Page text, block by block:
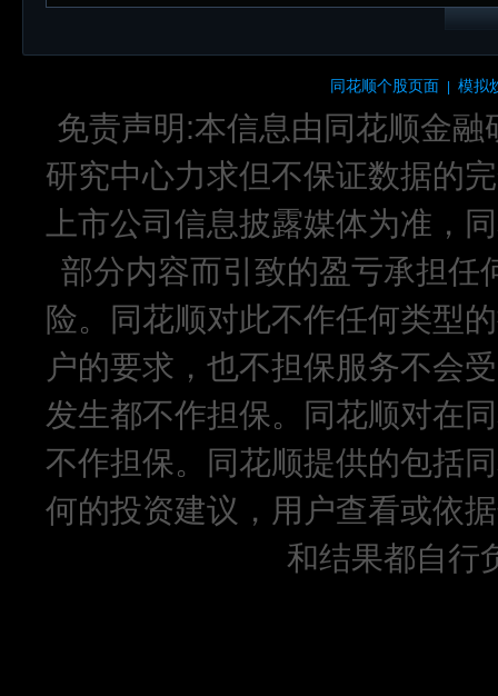
同花顺个股页面 模拟
免责声明:本信息由同花顺金
研究中心力求但不保证数据的
上市公司信息披露媒体为准，
部分内容而引致的盈亏承担任
险。同花顺对此不作任何类型
户的要求，也不担保服务不会
发生都不作担保。同花顺对在
不作担保。同花顺提供的包括
何的投资建议，用户查看或依
和结果都自行